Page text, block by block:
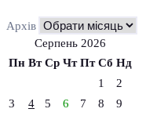
Архів
Серпень 2026
Пн Вт Ср Чт Пт Сб Нд
1
2
3
4 5 6 7 8
9